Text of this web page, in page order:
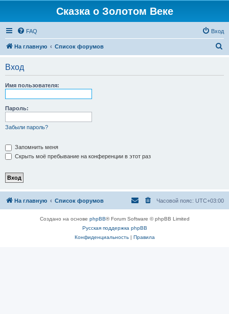
Сказка о Золотом Веке
FAQ Вход
На главную Список форумов
Вход
Имя пользователя:
Пароль:
Забыли пароль?
Запомнить меня
Скрыть моё пребывание на конференции в этот раз
На главную Список форумов Часовой пояс: UTC+03:00
Создано на основе phpBB® Forum Software © phpBB Limited
Русская поддержка phpBB
Конфиденциальность| Правила